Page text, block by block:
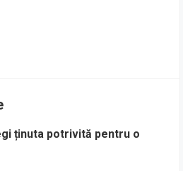
ținuta potrivită pentru o